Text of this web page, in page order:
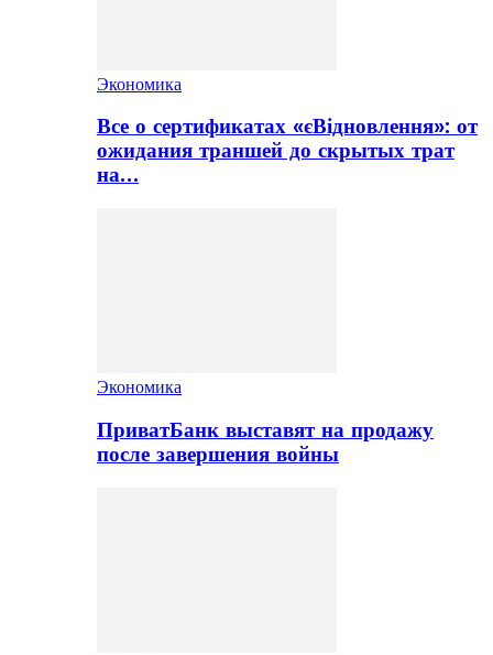
Экономика
Все о сертификатах «єВідновлення»: от
ожидания траншей до скрытых трат
на…
Экономика
ПриватБанк выставят на продажу
после завершения войны